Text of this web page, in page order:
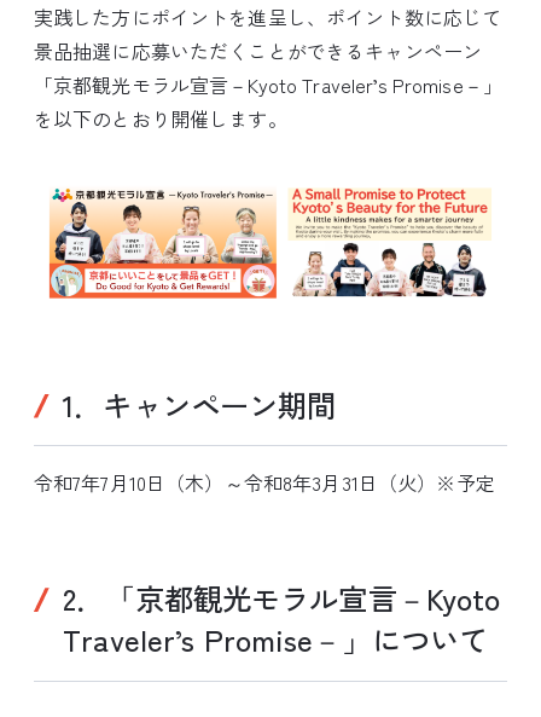
実践した方にポイントを進呈し、ポイント数に応じて
景品抽選に応募いただくことができるキャンペーン
「京都観光モラル宣言－Kyoto Traveler’s Promise－」
を以下のとおり開催します。
1．キャンペーン期間
令和7年7月10日（木）～令和8年3月31日（火）※予定
2．「京都観光モラル宣言－Kyoto
Traveler’s Promise－」について